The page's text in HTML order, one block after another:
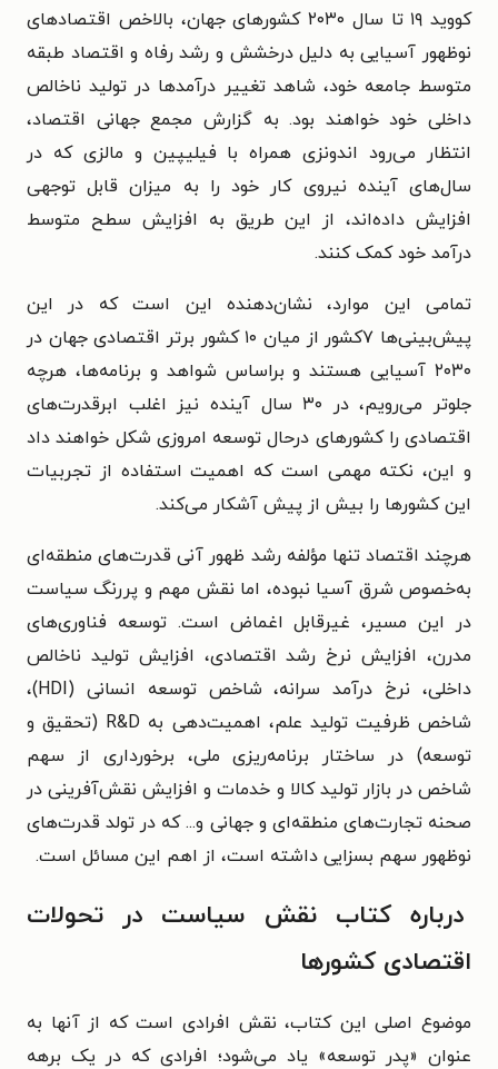
کووید ۱۹ تا سال ۲۰۳۰ کشور‌های جهان، بالاخص اقتصادهای
نوظهور آسیایی به دلیل درخشش و رشد رفاه و اقتصاد طبقه
متوسط جامعه خود، شاهد تغییر درآمدها در تولید ناخالص
داخلی خود خواهند بود. به گزارش مجمع جهانی اقتصاد،
انتظار می‌رود اندونزی همراه با فیلیپین و مالزی که در
سال‌های آینده نیروی کار خود را به میزان قابل توجهی
افزایش داده‌اند، از این طریق به افزایش سطح متوسط
درآمد خود کمک کنند.
تمامی این موارد، نشان‌دهنده این است که در این
پیش‌بینی‌ها ۷کشور از میان ۱۰ کشور برتر اقتصادی جهان در
۲۰۳۰ آسیایی هستند و براساس شواهد و برنامه‌ها، هرچه
جلوتر می‌رویم، در ۳۰ سال آینده نیز اغلب ابرقدرت‌های
اقتصادی را کشور‌های در‌حال توسعه امروزی شکل خواهند داد
و این، نکته مهمی است که اهمیت استفاده از تجربیات
این کشورها را بیش از پیش آشکار می‌کند.
هرچند اقتصاد تنها مؤلفه رشد ظهور آنی قدرت‌های منطقه‌ای
به‌خصوص شرق آسیا نبوده، اما نقش مهم و پررنگ سیاست
در این مسیر، غیر‌قابل اغماض است. توسعه فناوری‌های
مدرن، افزایش نرخ رشد اقتصادی، افزایش تولید ناخالص
داخلی، نرخ درآمد سرانه، شاخص توسعه انسانی (HDI)،
شاخص ظرفیت تولید علم، اهمیت‌دهی به R&D (تحقیق و
توسعه) در ساختار برنامه‌ریزی ملی، برخورداری از سهم
شاخص در بازار تولید کالا و خدمات و افزایش نقش‌آفرینی در
صحنه تجارت‌های منطقه‌ای و جهانی و... که در تولد قدرت‌های
نوظهور سهم بسزایی داشته است، از اهم این مسائل است.
درباره کتاب نقش سیاست در تحولات
اقتصادی کشورها
موضوع اصلی این کتاب، نقش افرادی است که از آنها به
عنوان «پدر توسعه» یاد می‌شود؛ افرادی که در یک برهه